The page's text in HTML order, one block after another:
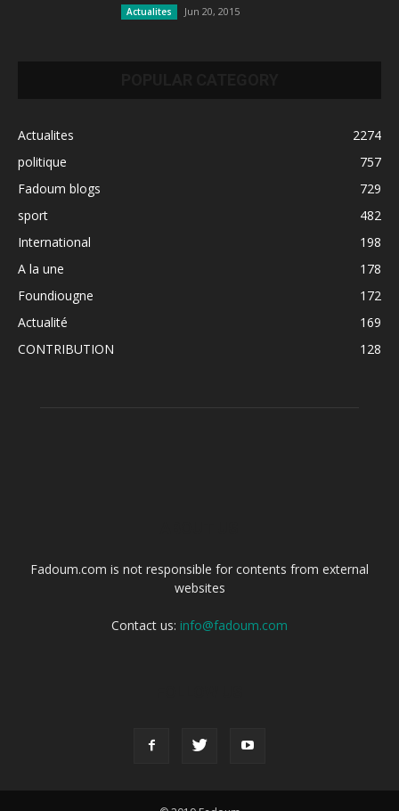
Actualites Jun 20, 2015
Actualites
2274
politique
757
Fadoum blogs
729
sport
482
International
198
A la une
178
Foundiougne
172
Actualité
169
CONTRIBUTION
128
Fadoum.com is not responsible for contents from external
websites
Contact us: info@fadoum.com